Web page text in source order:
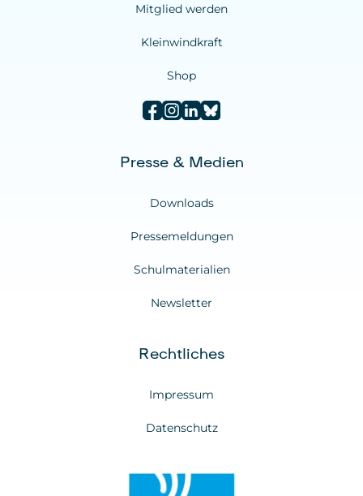
Mitglied werden
Kleinwindkraft
Shop
Presse & Medien
Downloads
Pressemeldungen
Schulmaterialien
Newsletter
Rechtliches
Impressum
Datenschutz